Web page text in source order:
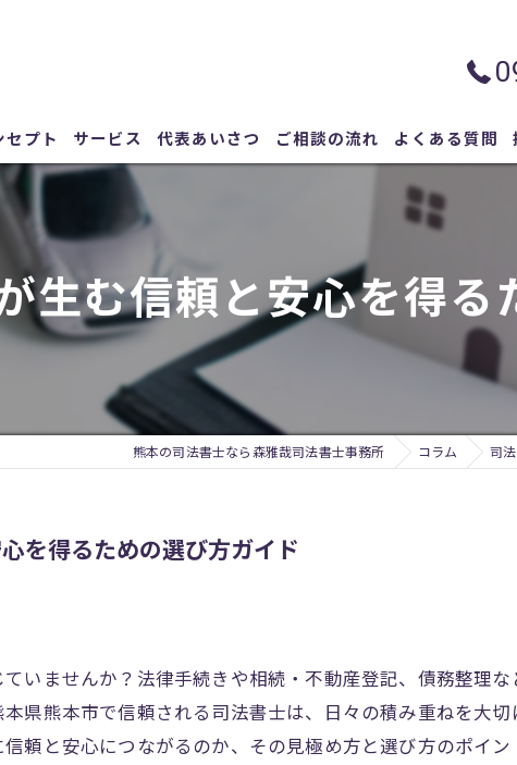
セプト サービス 代表あいさつ ご相談の流れ よくある質問
生む信頼と安心を得る
熊本の司法書士なら森雅哉司法書士事務所 コラム 司
を得るための選び方ガイド
いませんか？法律手続きや相続・不動産登記、債務整理
県熊本市で信頼される司法書士は、日々の積み重ねを大
頼と安心につながるのか、その見極め方と選び方のポイ